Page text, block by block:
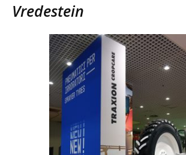
Vredestein